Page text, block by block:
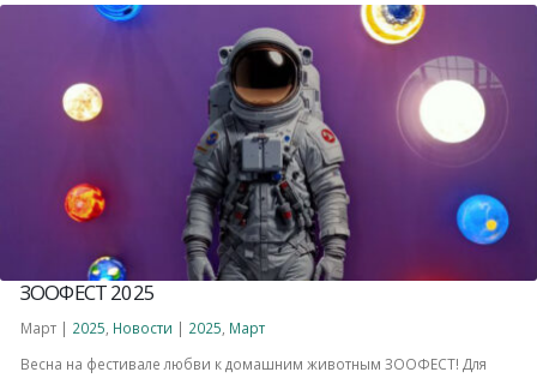
ЗООФЕСТ 2025
Март | 2025 Новости | 2025 Март
Весна на фестивале любви к домашним животным ЗООФЕСТ! Для